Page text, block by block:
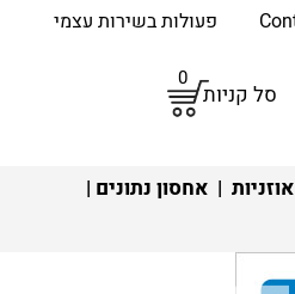
פעולות בשירות עצמי
סל קניות
0
אוזניות | אחסון נתונים |